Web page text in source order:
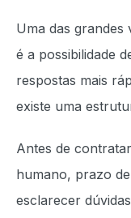
Uma das grandes
é a possibilidade
respostas mais
existe uma
Antes de
humano, prazo
esclarecer